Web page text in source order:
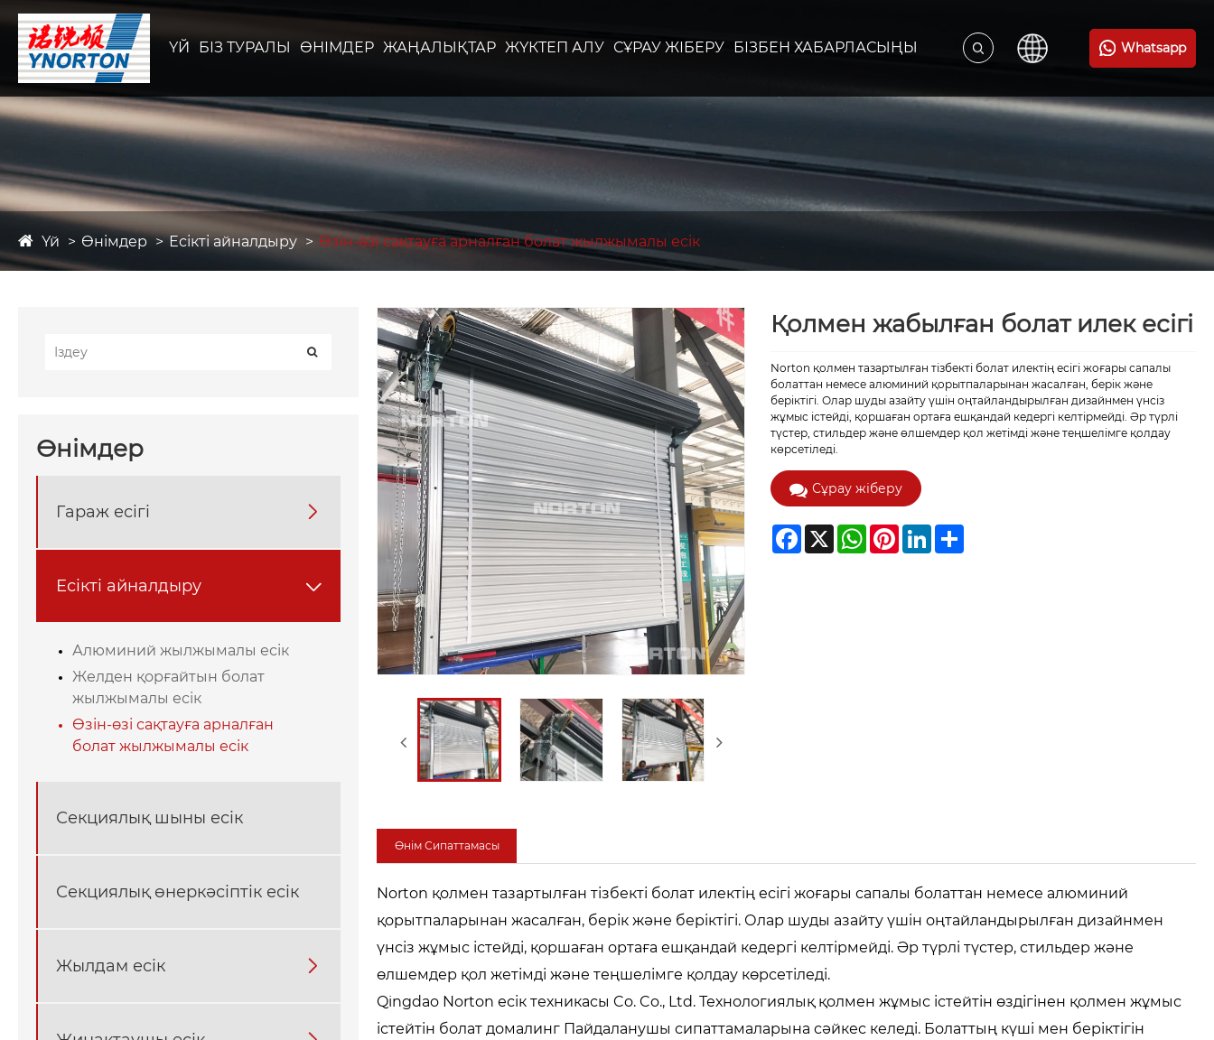
ҮЙ БІЗ ТУРАЛЫ ӨНІМДЕР ЖАҢАЛЫҚТАР ЖҮКТЕП АЛУ СҰРАУ ЖІБЕРУ БІЗБЕН ХАБАРЛАСЫҢЫ Whatsapp
Үй Өнімдер Есікті айналдыру Өзін-өзі сақтауға арналған болат жылжымалы есік
Өнімдер
Гараж есігі 
Есікті айналдыру 
Алюминий жылжымалы есік
Желден қорғайтын болат
жылжымалы есік
Өзін-өзі сақтауға арналған
болат жылжымалы есік
Секциялық шыны есік
Секциялық өнеркәсіптік есік
Жылдам есік 
Қолмен жабылған болат илек есігі
Norton қолмен тазартылған тізбекті болат илектің есігі жоғары сапалы
болаттан немесе алюминий қорытпаларынан жасалған, берік және
беріктігі. Олар шуды азайту үшін оңтайландырылған дизайнмен үнсіз
жұмыс істейді, қоршаған ортаға ешқандай кедергі келтірмейді. Әр түрлі
түстер, стильдер және өлшемдер қол жетімді және теңшелімге қолдау
көрсетіледі.
Сұрау жіберу
Facebook
X WhatsAppPinterestLinkedInShare
Өнім Сипаттамасы
Norton қолмен тазартылған тізбекті болат илектің есігі жоғары сапалы болаттан немесе алюминий
қорытпаларынан жасалған, берік және беріктігі. Олар шуды азайту үшін оңтайландырылған дизайнмен
үнсіз жұмыс істейді, қоршаған ортаға ешқандай кедергі келтірмейді. Әр түрлі түстер, стильдер және
өлшемдер қол жетімді және теңшелімге қолдау көрсетіледі.
Qingdao Norton есік техникасы Co. Co., Ltd. Технологиялық қолмен жұмыс істейтін өздігінен қолмен жұмыс
істейтін болат домалинг Пайдаланушы сипаттамаларына сәйкес келеді. Болаттың күші мен беріктігін